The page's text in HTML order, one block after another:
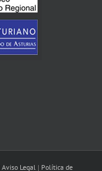
Aviso Legal | Política de